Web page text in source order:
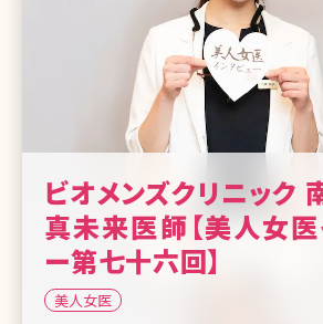
ビオメンズクリニック
真未来医師【美人女
ー第七十六回】
美人女医